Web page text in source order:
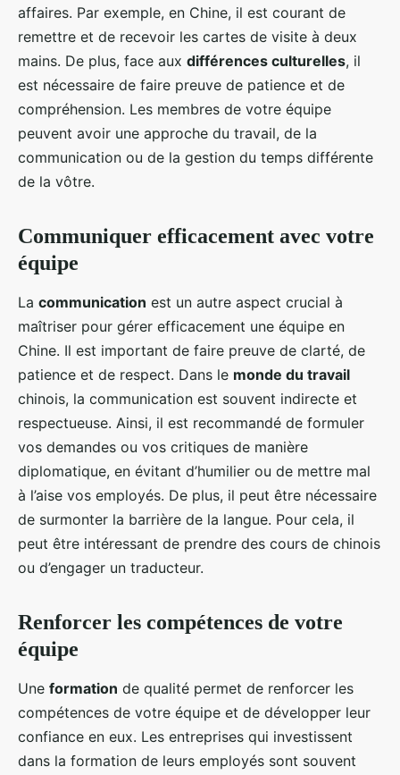
affaires. Par exemple, en Chine, il est courant de
remettre et de recevoir les cartes de visite à deux
mains. De plus, face aux différences culturelles, il
est nécessaire de faire preuve de patience et de
compréhension. Les membres de votre équipe
peuvent avoir une approche du travail, de la
communication ou de la gestion du temps différente
de la vôtre.
Communiquer efficacement avec votre
équipe
La communication est un autre aspect crucial à
maîtriser pour gérer efficacement une équipe en
Chine. Il est important de faire preuve de clarté, de
patience et de respect. Dans le monde du travail
chinois, la communication est souvent indirecte et
respectueuse. Ainsi, il est recommandé de formuler
vos demandes ou vos critiques de manière
diplomatique, en évitant d’humilier ou de mettre mal
à l’aise vos employés. De plus, il peut être nécessaire
de surmonter la barrière de la langue. Pour cela, il
peut être intéressant de prendre des cours de chinois
ou d’engager un traducteur.
Renforcer les compétences de votre
équipe
Une formation de qualité permet de renforcer les
compétences de votre équipe et de développer leur
confiance en eux. Les entreprises qui investissent
dans la formation de leurs employés sont souvent